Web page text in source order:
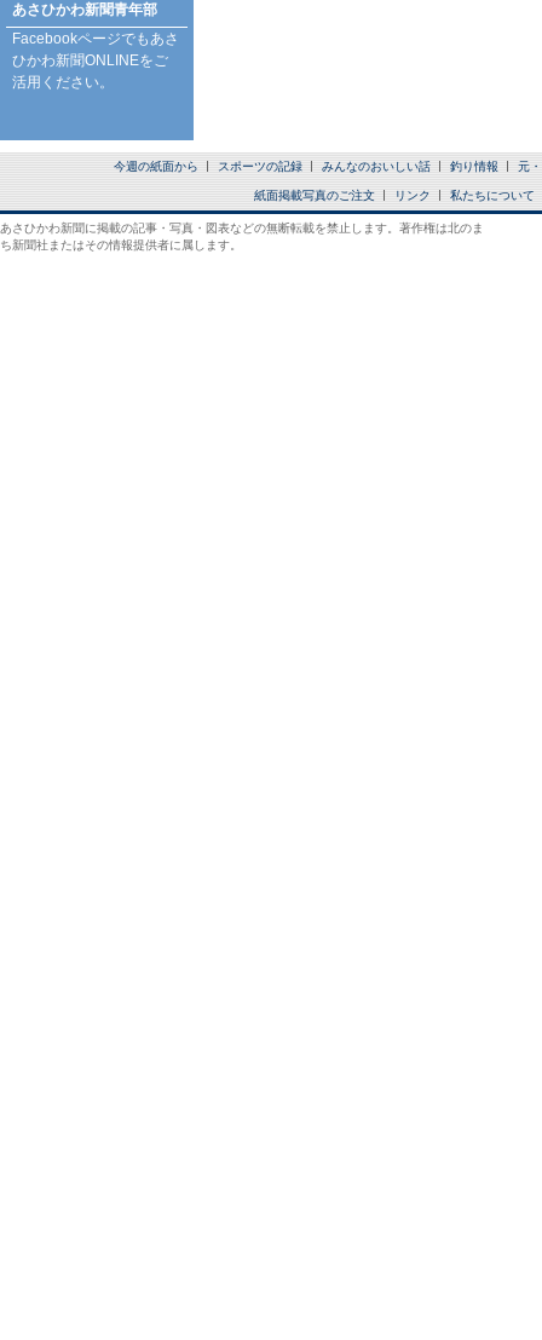
あさひかわ新聞青年部
Facebookページでもあさ
ひかわ新聞ONLINEをご
活用ください。
今週の紙面から スポーツの記録 みんなのおいしい話 釣り情報 元
紙面掲載写真のご注文 リンク 私たちについて
あさひかわ新聞に掲載の記事・写真・図表などの無断転載を禁止します。著作権は北のま
ち新聞社またはその情報提供者に属します。